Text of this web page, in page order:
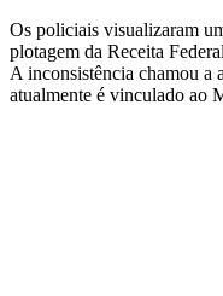
Os policiais visualizaram
plotagem da Receita
A inconsistência chamou a
atualmente é vinculado ao